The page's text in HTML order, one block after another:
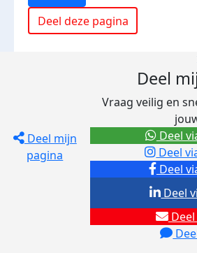
Deel deze pagina
Deel mijn
pagina
Deel
Vraag veilig en
Deel
Deel
Deel
Deel
Deel